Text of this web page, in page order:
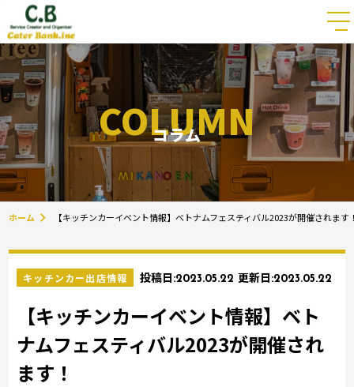
COLUMN
コラム
ホーム 【キッチンカーイベント情報】ベトナムフェスティバル2023が開催されます
キッチンカー出店情報 投稿日:2023.05.22 更新日:2023.05.22
【キッチンカーイベント情報】ベト
ナムフェスティバル2023が開催され
ます！